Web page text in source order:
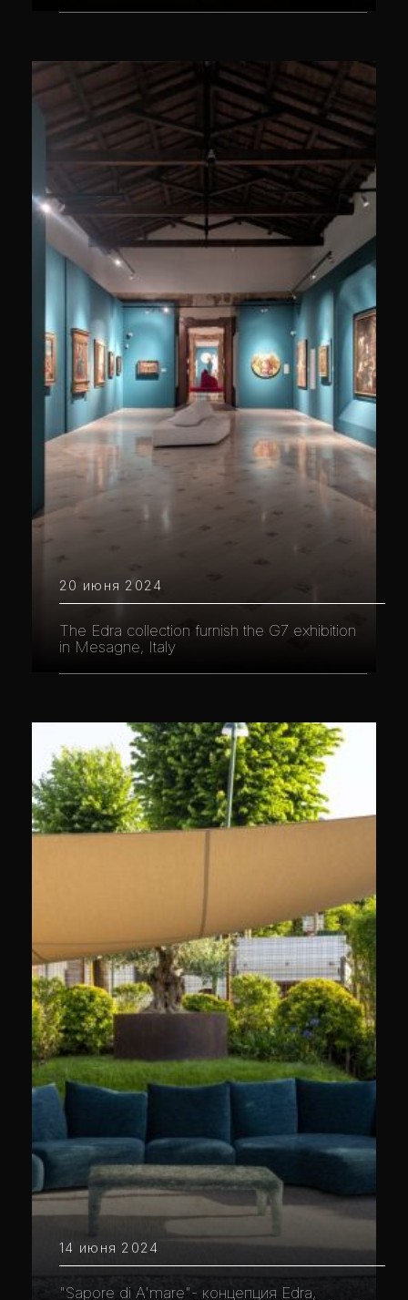
20 июня 2024
The Edra collection furnish the G7 exhibition
in Mesagne, Italy
14 июня 2024
"Sapore di A'mare"- концепция Edra,